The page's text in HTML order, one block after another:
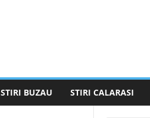
STIRI BUZAU STIRI CALARASI